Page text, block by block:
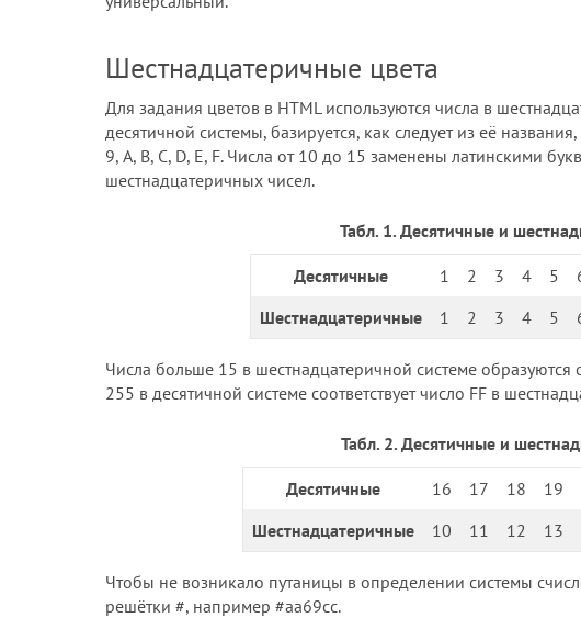
Шестнадцатеричные цвета
Для задания цветов в HTML используются числа в
десятичной системы, базируется, как следует из её
9, A, B, C, D, E, F. Числа от 10 до 15 заменены латинскими
шестнадцатеричных чисел.
Табл. 1. Десятичные и
Десятичные 1 2 3 4 5
Шестнадцатеричные
1 2 3 4 5
Числа больше 15 в шестнадцатеричной системе
255 в десятичной системе соответствует число FF в
Табл. 2. Десятичные и
Десятичные 16 17 18 19
Шестнадцатеричные
10 11 12 13
Чтобы не возникало путаницы в определении системы
решётки #, например #aa69cc.